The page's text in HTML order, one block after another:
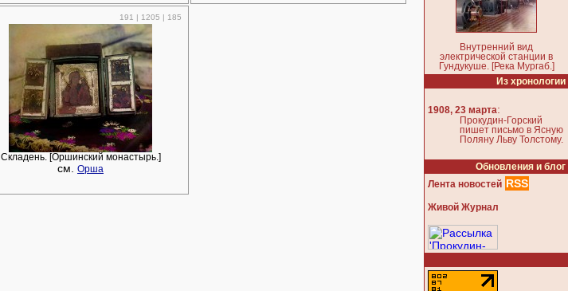
191 | 1205 | 185
Складень. [Оршинский монастырь.]
см. Орша
Внутренний вид
электрической станции в
Гундукуше. [Река Мургаб.]
Из хронологии
1908, 23 марта:
Прокудин-Горский
пишет письмо в Ясную
Поляну Льву Толстому.
Обновления и блог
Лента новостей RSS
Живой Журнал